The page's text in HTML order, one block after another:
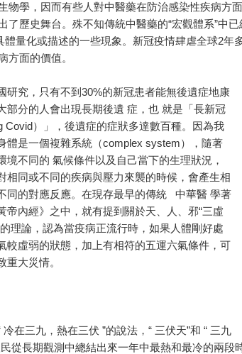
物學，因而有些人對中醫藥在防治感染性疾病方面
歷史舞台。殊不知傳統中醫藥的“宏觀體系”中已
量化或描述的一些現象。新冠疫情肆虐全球2年
方面的價值。
研究，只有不到30%的新冠患者能無後遺症地康
部分的人會出現長期後遺 症，也 就是「長新冠
Covid）」，後遺症的症狀多達數百種。因為我
體是一個複雜系統（complex system），隨著
境不同的 氣候條件以及自己當下的生理狀況，
相同或不同的疾病與壓力來襲的時候，會產生相
同的對應反應。在現存最早的傳統 中華醫 學著
帝內經》之中，就有提到關於天、人、邪“三虛
理論，認為當疫病正流行時，如果人體剛好處
較虛弱的狀態，加上有相符的五運六氣條件，可
重大災情。
在三九，熱在三伏 ”的說法，“ 三伏天”和 “ 三九
從長期觀測中總結出來一年中最熱和最冷的兩段